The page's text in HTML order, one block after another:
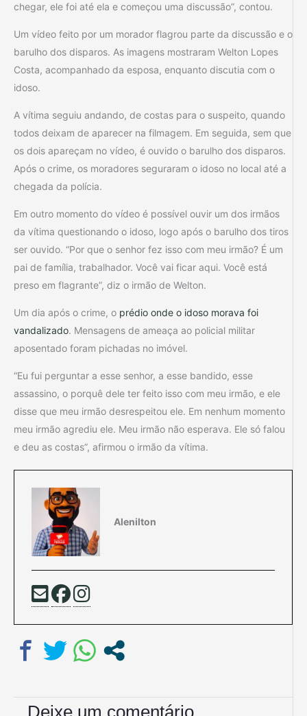
chegar, ele foi até ela e começou uma discussão”, contou.
Um vídeo feito por um morador flagrou parte da discussão e o
barulho dos disparos. As imagens mostraram Welton Lopes
Costa, acompanhado da esposa, enquanto discutia com o
idoso.
A vítima seguiu andando, de costas para o suspeito, quando
todos deixam de aparecer na filmagem. Em seguida, sem que
os dois apareçam no vídeo, é ouvido o barulho dos disparos.
Após o crime, os moradores seguraram o idoso no local até a
chegada da polícia.
Em outro momento do vídeo é possível ouvir um dos irmãos
da vítima questionando o idoso, logo após o barulho dos tiros
ser ouvido. “Por que o senhor fez isso com meu irmão? É um
pai de família, trabalhador. Você vai ficar aqui. Você está
preso em flagrante”, diz o irmão de Welton.
Um dia após o crime, o prédio onde o idoso morava foi
vandalizado. Mensagens de ameaça ao policial militar
aposentado foram pichadas no imóvel.
“Eu fui perguntar a esse senhor, a esse bandido, esse
assassino, o porquê dele ter feito isso com meu irmão, e ele
disse que meu irmão desrespeitou ele. Em nenhum momento
meu irmão agrediu ele. Meu irmão não esperava. Ele só falou
e deu as costas”, afirmou o irmão da vítima.
Alenilton